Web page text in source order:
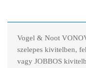
Vogel & Noot
szelepes kivitelben,
vagy JOBBOS